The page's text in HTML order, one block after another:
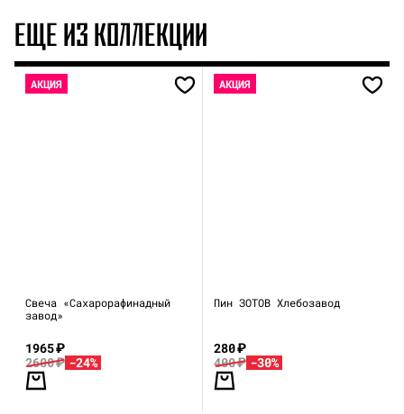
ЕЩЕ ИЗ КОЛЛЕКЦИИ
АКЦИЯ
Свеча «Сахарорафинадный
завод»
1965₽
2600₽ -24%
АКЦИЯ
Пин ЗОТОВ Хлебозавод
280₽
400₽ -30%